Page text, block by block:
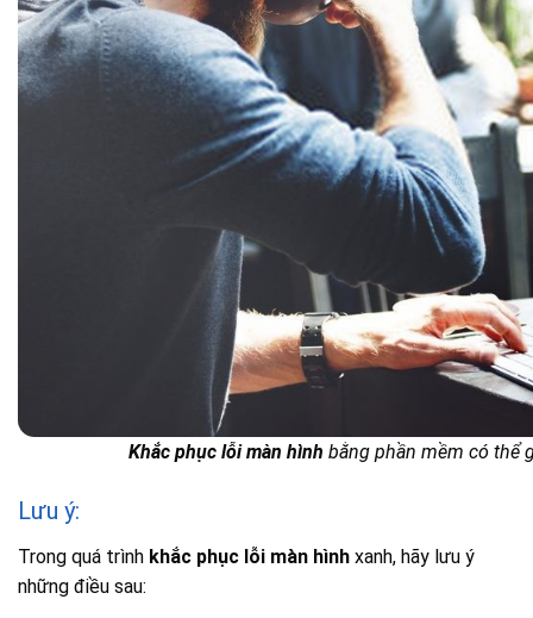
Khắc phục lỗi màn hình bằng phần mềm có thể
Lưu ý:
Trong quá trình khắc phục lỗi màn hình xanh, hãy lưu ý
những điều sau: